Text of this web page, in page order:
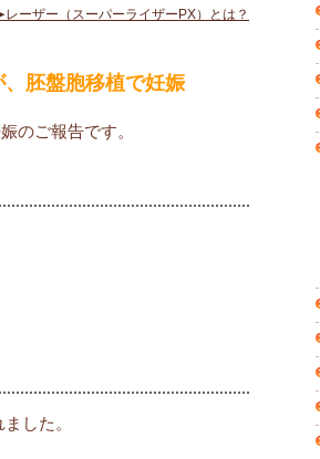
ーザー（スーパーライザーPX）とは？
胚盤胞移植で妊娠
のご報告です。
した。